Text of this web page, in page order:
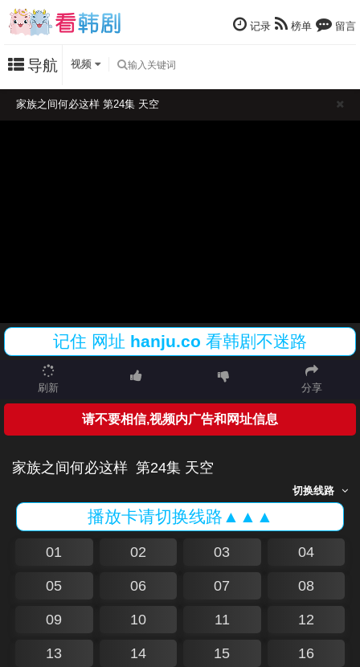
记录 榜单 留言
导航 视频
家族之间何必这样 第24集 天空
记住 网址 hanju.co 看韩剧不迷路
刷新 分享
请不要相信,视频内广告和网址信息
家族之间何必这样 第24集 天空
切换线路
播放卡请切换线路▲▲▲
01 02 03 04
05 06 07 08
09 10 11 12
13 14 15 16